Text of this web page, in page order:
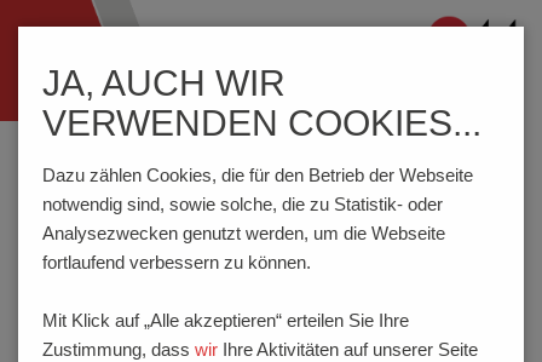
ein-/ausblenden
Home Wissenswertes Schalter Codierungen (Tabellen)
CODIERUNGEN
Drehcodierschalter.
JA, AUCH WIR
VERWENDEN COOKIES...
Dazu zählen Cookies, die für den Betrieb der Webseite
notwendig sind, sowie solche, die zu Statistik- oder
Analysezwecken genutzt werden, um die Webseite
fortlaufend verbessern zu können.
Mit Klick auf „Alle akzeptieren“ erteilen Sie Ihre
Zustimmung, dass wir Ihre Aktivitäten auf unserer Seite